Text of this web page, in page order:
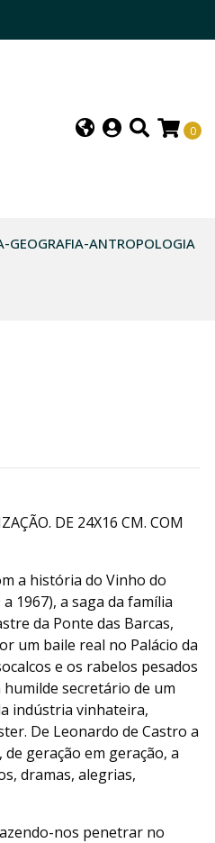
0
GEOGRAFIA-ANTROPOLOGIA
DE 24X16 CM. COM
a história do Vinho do
1967), a saga da família
da Ponte das Barcas,
um baile real no Palácio da
e os rabelos pesados
secretário de um
indústria vinhateira,
De Leonardo de Castro a
geração em geração, a
dramas, alegrias,
nos penetrar no